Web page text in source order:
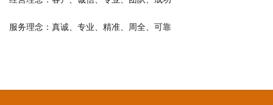
服务理念：真诚、专业、精准、周全、可靠